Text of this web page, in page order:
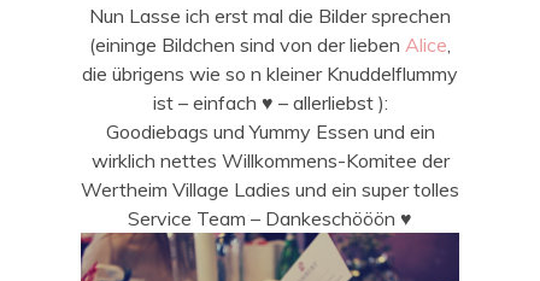
Nun Lasse ich erst mal die Bilder sprechen
(eininge Bildchen sind von der lieben Alice
die übrigens wie so n kleiner Knuddelflummy
ist – einfach ♥ – allerliebst ):
Goodiebags und Yummy Essen und ein
wirklich nettes Willkommens-Komitee der
Wertheim Village Ladies und ein super tolles
Service Team – Dankeschööön ♥